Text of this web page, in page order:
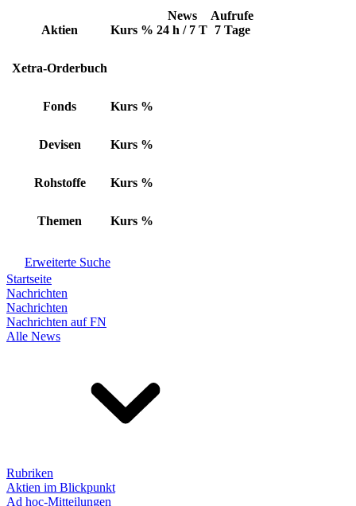
Aktien Kurs %
News
24 h / 7 T
Aufrufe
7 Tage
Xetra-Orderbuch
Fonds Kurs %
Devisen Kurs %
Rohstoffe Kurs %
Themen Kurs %
Erweiterte Suche
Startseite
Nachrichten
Nachrichten
Nachrichten auf FN
Alle News
Rubriken
Aktien im Blickpunkt
Ad hoc-Mitteilungen